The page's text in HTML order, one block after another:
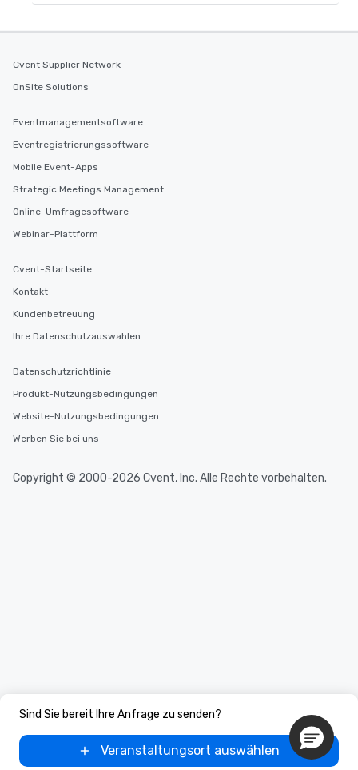
Sind Sie bereit Ihre Anfrage zu senden?
Veranstaltungsort auswählen
Cvent Supplier Network
OnSite Solutions
Eventmanagementsoftware
Eventregistrierungssoftware
Mobile Event-Apps
Strategic Meetings Management
Online-Umfragesoftware
Webinar-Plattform
Cvent-Startseite
Kontakt
Kundenbetreuung
Ihre Datenschutzauswahlen
Datenschutzrichtlinie
Produkt-Nutzungsbedingungen
Website-Nutzungsbedingungen
Werben Sie bei uns
Copyright © 2000-2026 Cvent, Inc. Alle Rechte vorbehalten.